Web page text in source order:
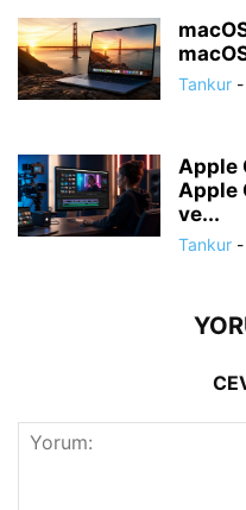
Tankur -
Apple
Apple
ve...
Tankur -